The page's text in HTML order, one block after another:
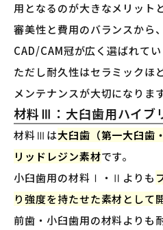
用となるのが大きなメリット
審美性と費用のバランスから
CAD/CAM冠が広く選ばれてい
ただし耐久性はセラミックほ
メンテナンスが大切になります
材料Ⅲ：大臼歯用ハイブ
材料Ⅲは大臼歯（第一大臼歯
リッドレジン素材です。
小臼歯用の材料Ⅰ・Ⅱよりも
り強度を持たせた素材として
前歯・小臼歯用の材料よりも